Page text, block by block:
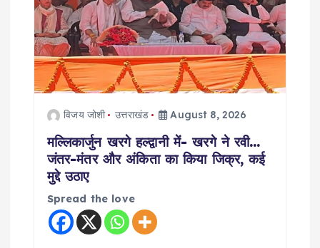
g
a
विजय जोशी उत्तराखंड August 8, 2026
मल्लिकार्जुन खरगे हल्द्वानी में- खरगे ने रवी…
जंतर-मंतर और अंकिता का किया जिक्र, कई
मुद्दे उठाए
Spread the love